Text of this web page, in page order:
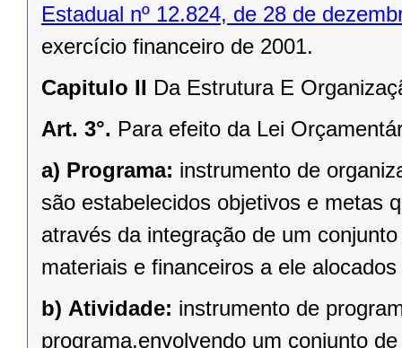
Estadual nº 12.824, de 28 de
exercício financeiro de 2001.
Capitulo II Da Estrutura E
Art. 3°. Para efeito da Lei
a) Programa: instrumento de
são estabelecidos objetivos e metas
através da integração de um
materiais e financeiros a ele
b) Atividade: instrumento de
programa,envolvendo um conjunto